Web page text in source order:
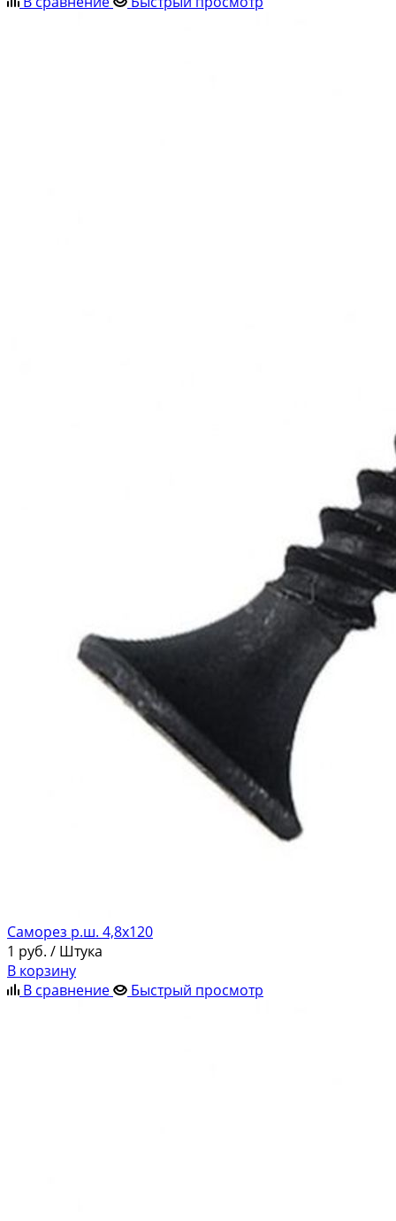
Саморез р.ш. 4,8х120
1 руб. / Штука
В корзину
В сравнение
Быстрый просмотр